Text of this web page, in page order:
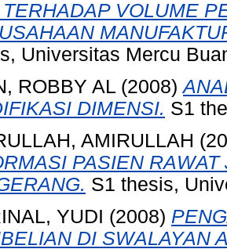
VOLUME
Universitas Mercu
ROBBY AL (2008)
DIMENSI. S1
AMIRULLAH
PASIEN
S1 thesis,
YUDI (2008)
DI SWALAYAN